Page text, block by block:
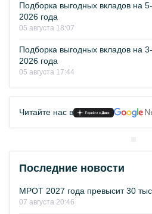
Подборка выгодных вкладов на
2026 года
05 августа 18:07
Подборка выгодных вкладов на
2026 года
05 августа 17:44
Читайте нас в
Последние новости
МРОТ 2027 года превысит 30
07 августа 20:46